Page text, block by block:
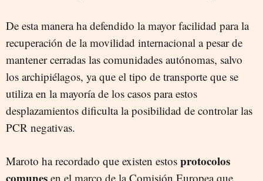
De esta manera ha defendido la mayor facilidad para la
recuperación de la movilidad internacional a pesar de
mantener cerradas las comunidades autónomas, salvo
los archipiélagos, ya que el tipo de transporte que se
utiliza en la mayoría de los casos para estos
desplazamientos dificulta la posibilidad de controlar las
PCR negativas.
Maroto ha recordado que existen estos protocolos
comunes en el marco de la Comisión Europea que